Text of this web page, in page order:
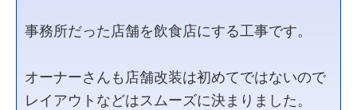
事務所だった店舗を飲食店にする工事です。
オーナーさんも店舗改装は初めてではないので
レイアウトなどはスムーズに決まりました。